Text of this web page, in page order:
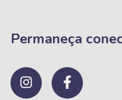
Permaneça